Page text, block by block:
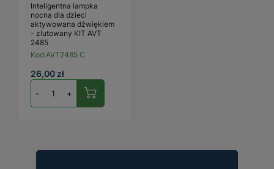
Inteligentna lampka
nocna dla dzieci
aktywowana dźwiękiem
- zlutowany KIT AVT
2485
Kod:AVT2485 C
26,00 zł
- +